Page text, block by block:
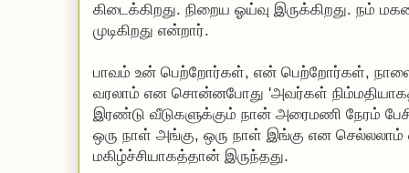
கிடைக்கிறது. நிறைய ஓய்வு இருக்கிறது. நம்
முடிகிறது என்றார்.
பாவம் உன் பெற்றோர்கள், என் பெற்றோர்கள்,
வரலாம் என சொன்னபோது 'அவர்கள்
இரண்டு வீடுகளுக்கும் நான் அரைமணி நேரம்
ஒரு நாள் அங்கு, ஒரு நாள் இங்கு என
மகிழ்ச்சியாகத்தான் இருந்தது.